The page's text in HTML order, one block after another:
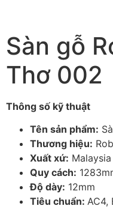
Sàn gỗ
Thơ 002
Thông số kỹ thuật
Tên sản phẩm:
Thương hiệu:
Xuất xứ: Malaysia
Quy cách:
Độ dày: 12mm
Tiêu chuẩn: AC4,